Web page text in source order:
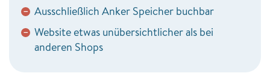
− Ausschließlich Anker Speicher buchbar
− Website etwas unübersichtlicher als bei
anderen Shops